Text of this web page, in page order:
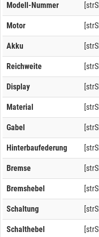
Modell-Nummer
Motor
Akku
Reichweite
Display
Material
Gabel
Hinterbaufederung
Bremse
Bremshebel
Schaltung
Schalthebel